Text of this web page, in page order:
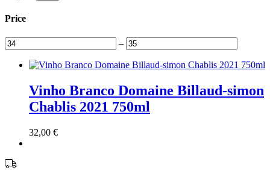
Price
–
Vinho Branco Domaine Billaud-simon
Chablis 2021 750ml
32,00 €